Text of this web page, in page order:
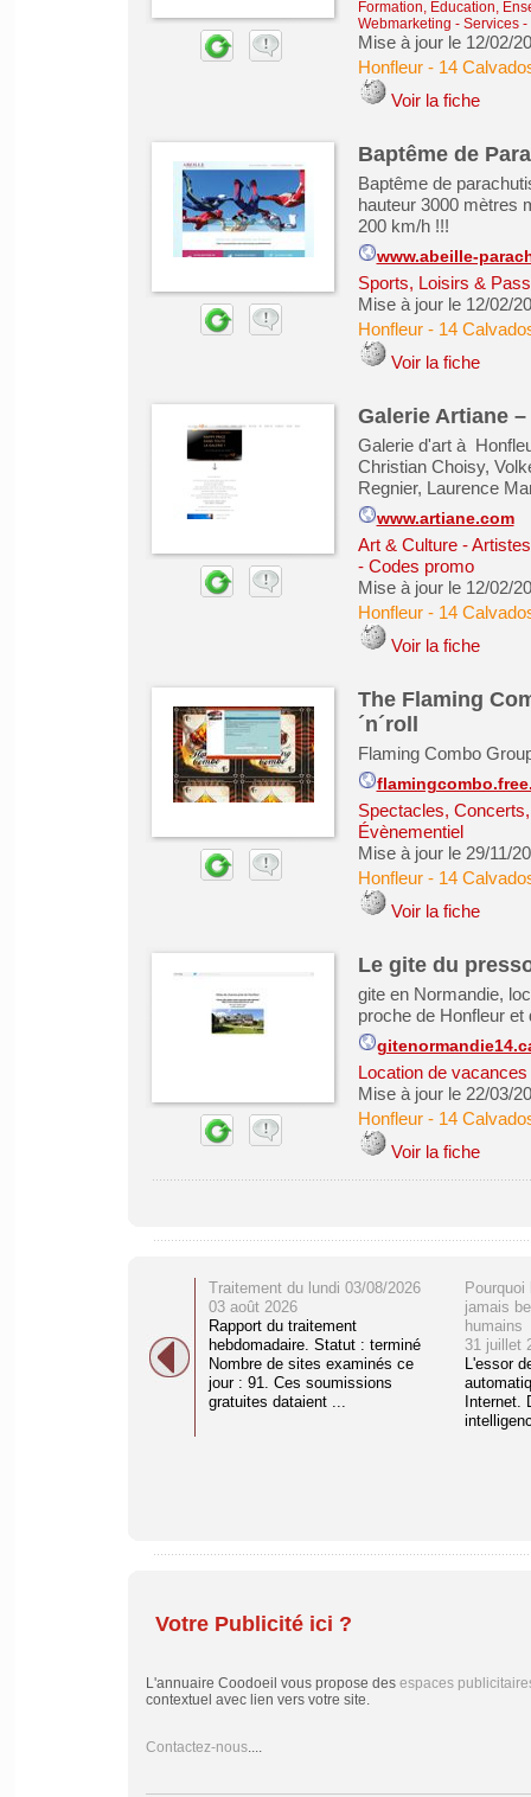
Formation, Éducation,
Webmarketing - Services
Mise à jour le 12/02/
Honfleur- 14
Voir la fiche
Baptême de
Baptême de
hauteur 3000 mètres
200 km/h !!!
www.abeille-
Sports, Loisirs &
Mise à jour le 12/02/
Honfleur- 14
Voir la fiche
Galerie Artiane
Galerie d'art à
Christian Choisy,
Regnier, Laurence
www.artiane.com
Art & Culture -
- Codes promo
Mise à jour le 12/02/
Honfleur- 14
Voir la fiche
The Flaming
´n´roll
Flaming Combo
Spectacles,
Évènementiel
Mise à jour le 29/11/
Honfleur- 14
Voir la fiche
Le gite du
gite en Normandie,
proche de Honfleur
Location de
Mise à jour le 22/03/
Honfleur- 14
Voir la fiche
Traitement du lundi 03/08/2026
03 août 2026
Rapport du traitement
hebdomadaire. Statut : terminé
Nombre de sites examinés ce
jour : 91. Ces soumissions
gratuites dataient ...
jamais
humains
31 juillet
L'essor
Internet.
Votre Publicité ici ?
L'annuaire Coodoeil vous propose des espaces
contextuel avec lien vers votre site.
Contactez-nous....